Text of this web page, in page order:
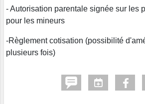
- Autorisation parentale signée sur les
pour les mineurs
-Règlement cotisation (possibilité
plusieurs fois)